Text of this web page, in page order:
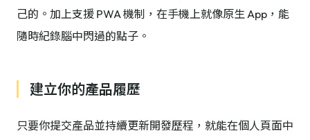
己的。加上支援 PWA 機制，在手機上就像原生 App，能
隨時紀錄腦中閃過的點子。
建立你的產品履歷
只要你提交產品並持續更新開發歷程，就能在個人頁面中